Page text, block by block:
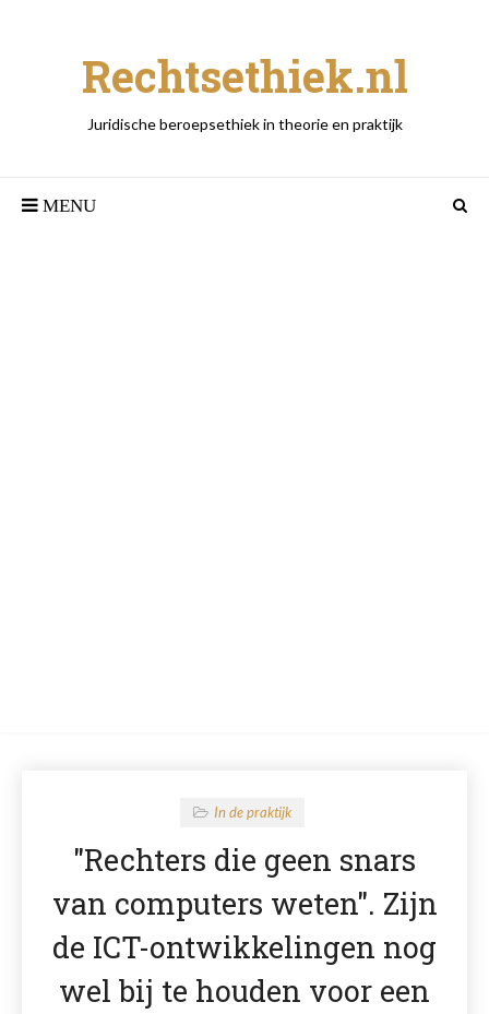
Rechtsethiek.nl
Juridische beroepsethiek in theorie en praktijk
In de praktijk
"Rechters die geen snars
van computers weten". Zijn
de ICT-ontwikkelingen nog
wel bij te houden voor een